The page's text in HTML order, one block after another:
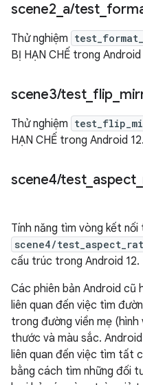
scene2 a/test_
Thử nghiệm
BỊ HẠN CHẾ trong Android
scene3/test_ flip
Thử nghiệm
HẠN CHẾ trong Android 12.
scene4/test_ aspect_
Tính năng tìm vòng kết nối
scene4/
cấu trúc trong Android 12.
Các phiên bản Android cũ
liên quan đến việc tìm
trong đường viền mẹ
thước và màu sắc.
liên quan đến việc tìm tất
bằng cách tìm những đối